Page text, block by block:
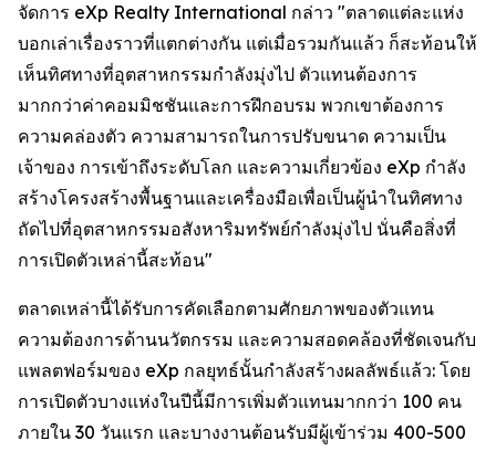
จัดการ eXp Realty International กล่าว "ตลาดแต่ละแห่ง
บอกเล่าเรื่องราวที่แตกต่างกัน แต่เมื่อรวมกันแล้ว ก็สะท้อนให้
เห็นทิศทางที่อุตสาหกรรมกำลังมุ่งไป ตัวแทนต้องการ
มากกว่าค่าคอมมิชชันและการฝึกอบรม พวกเขาต้องการ
ความคล่องตัว ความสามารถในการปรับขนาด ความเป็น
เจ้าของ การเข้าถึงระดับโลก และความเกี่ยวข้อง eXp กำลัง
สร้างโครงสร้างพื้นฐานและเครื่องมือเพื่อเป็นผู้นำในทิศทาง
ถัดไปที่อุตสาหกรรมอสังหาริมทรัพย์กำลังมุ่งไป นั่นคือสิ่งที่
การเปิดตัวเหล่านี้สะท้อน"
ตลาดเหล่านี้ได้รับการคัดเลือกตามศักยภาพของตัวแทน
ความต้องการด้านนวัตกรรม และความสอดคล้องที่ชัดเจนกับ
แพลตฟอร์มของ eXp กลยุทธ์นั้นกำลังสร้างผลลัพธ์แล้ว: โดย
การเปิดตัวบางแห่งในปีนี้มีการเพิ่มตัวแทนมากกว่า 100 คน
ภายใน 30 วันแรก และบางงานต้อนรับมีผู้เข้าร่วม 400-500